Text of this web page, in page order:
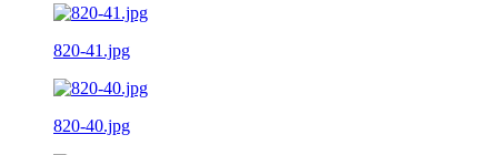
820-41.jpg
820-40.jpg